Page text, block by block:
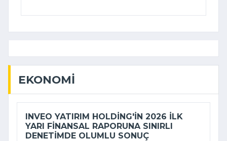
EKONOMI
INVEO YATIRIM HOLDING'IN 2026 ILK
YARI FINANSAL RAPORUNA SINIRLI
DENETIMDE OLUMLU SONUÇ